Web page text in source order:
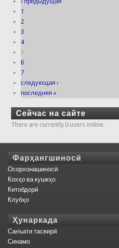
1
2
3
4
5
6
7
следующая ›
последняя »
Сейчас на сайте
There are currently 0 users online.
Фарҳангшиносӣ
Осорхонашиносӣ
Кохҳо ва кушкҳо
Китобдорӣ
Клубҳо
Ҳунаркада
Санъати тасвирӣ
Синамо